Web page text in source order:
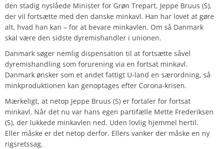
den stadig nyslåede Minister for Grøn Trepart, Jeppe Bruus (S),
der vil fortsætte med den danske minkavl. Han har lovet at gøre
alt, hvad han kan – for at bevare minkavlen. Om så Danmark
skal være den sidste dyremishandler i unionen.
Danmark søger nemlig dispensation til at fortsætte såvel
dyremishandling som forurening via en fortsat minkavl.
Danmark ønsker som et andet fattigt U-land en særordning, så
minkproduktionen kan genoptages efter Corona-krisen.
Mærkeligt, at netop Jeppe Bruus (S) er fortaler for fortsat
minkavl. Når det nu var hans egen partifælle Mette Frederiksen
(S), der lukkede minkavlen ned. Uden lovlig hjemmel hertil.
Eller måske er det netop derfor. Ellers vanker der måske en ny
rigsretssag.